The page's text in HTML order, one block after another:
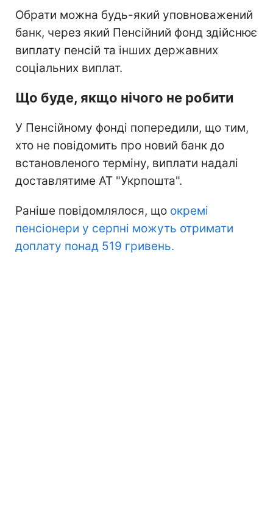
Обрати можна будь-який уповноважений
банк, через який Пенсійний фонд здійснює
виплату пенсій та інших державних
соціальних виплат.
Що буде, якщо нічого не робити
У Пенсійному фонді попередили, що тим,
хто не повідомить про новий банк до
встановленого терміну, виплати надалі
доставлятиме АТ "Укрпошта".
Раніше повідомлялося, що окремі
пенсіонери у серпні можуть отримати
доплату понад 519 гривень.